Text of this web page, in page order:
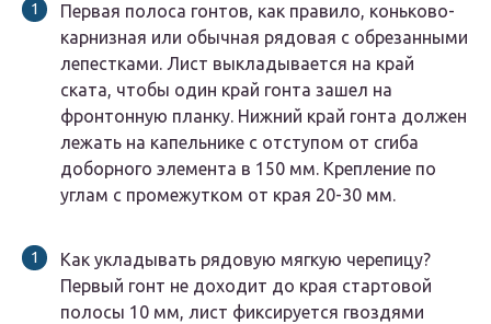
Первая полоса гонтов, как правило, коньково-
карнизная или обычная рядовая с обрезанными
лепестками. Лист выкладывается на край
ската, чтобы один край гонта зашел на
фронтонную планку. Нижний край гонта должен
лежать на капельнике с отступом от сгиба
доборного элемента в 150 мм. Крепление по
углам с промежутком от края 20-30 мм.
Как укладывать рядовую мягкую черепицу?
Первый гонт не доходит до края стартовой
полосы 10 мм, лист фиксируется гвоздями